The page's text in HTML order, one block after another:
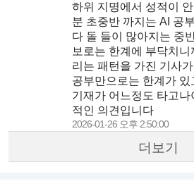
하위 지명에서 성적이
분 초중반 까지는 AI 공
다 돌 들이 많아지는 중
보로는 한계에 부닥치니
리는 패턴을 가진 기사
공부만으로는 한계가 있
기재가 어느정도 타고
적인 의견입니다
2026-01-26 오후 2:50:00
더보기